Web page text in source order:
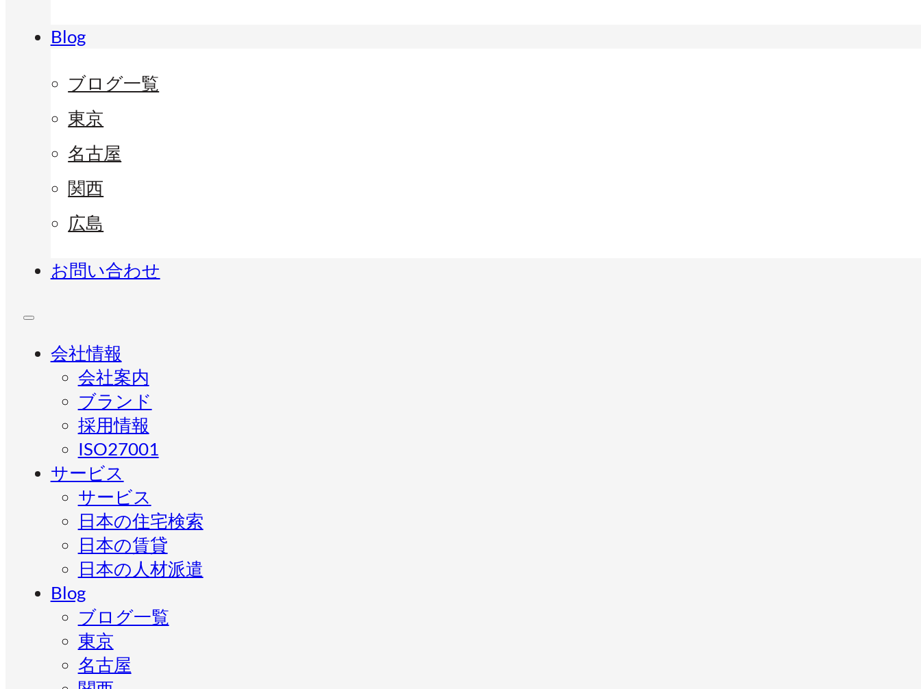
Blog
ブログ一覧
東京
名古屋
関西
広島
お問い合わせ
会社情報
会社案内
ブランド
採用情報
ISO27001
サービス
サービス
日本の住宅検索
日本の賃貸
日本の人材派遣
Blog
ブログ一覧
東京
名古屋